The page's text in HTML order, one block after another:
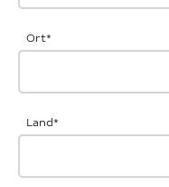
Ort*
Land*